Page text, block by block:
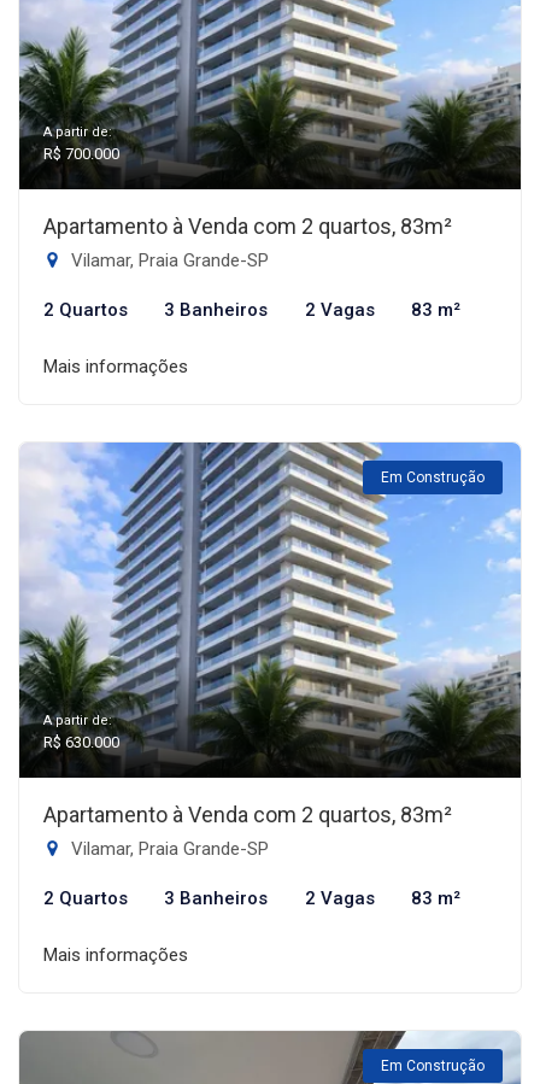
A partir de:
R$ 700.000
Apartamento à Venda com 2 quartos, 83m²
Vilamar, Praia Grande-SP
2 Quartos 3 Banheiros 2 Vagas 83 m²
Mais informações
Em Construção
A partir de:
R$ 630.000
Apartamento à Venda com 2 quartos, 83m²
Vilamar, Praia Grande-SP
2 Quartos 3 Banheiros 2 Vagas 83 m²
Mais informações
Em Construção